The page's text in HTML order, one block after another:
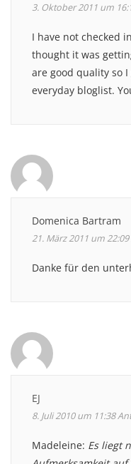
3. Oktober 2011 um
I have not checked
thought it was
are good quality so I
everyday bloglist.
Domenica Bartram
21. März 2011 um 22:09
Danke für den
EJ
8. Juli 2010 um 11:38
Madeleine: Es liegt